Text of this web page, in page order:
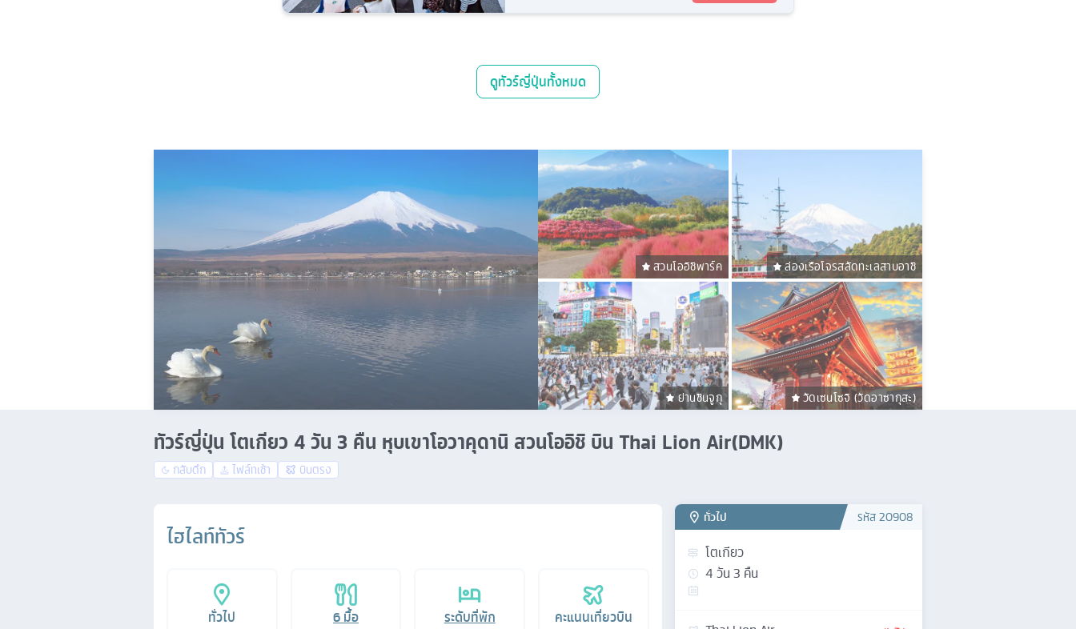
ดูทัวร์ญี่ปุ่นทั้งหมด
สวนโออิชิพาร์ค ล่องเรือโจรสลัดทะเลสาบอาชิ
ย่านชินจูกุ วัดเซนโซจิ (วัดอาซากุสะ)
ทัวร์ญี่ปุ่น โตเกียว 4 วัน 3 คืน หุบเขาโอวาคุดานิ สวนโออิชิ บิน Thai Lion Air(DMK)
กลับดึก ไฟล์ทเช้า บินตรง
ไฮไลท์ทัวร์
ทั่วไป 6มื้อ ระดับที่พัก คะแนนเที่ยวบิน
ทั่วไป รหัส20908
โตเกียว
4วัน3 คืน